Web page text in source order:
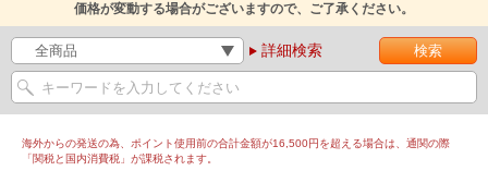
価格が変動する場合がございますので、ご了承ください。
詳細検索
海外からの発送の為、ポイント使用前の合計金額が16,500円を超える場合は、通関の際
「関税と国内消費税」が課税されます。